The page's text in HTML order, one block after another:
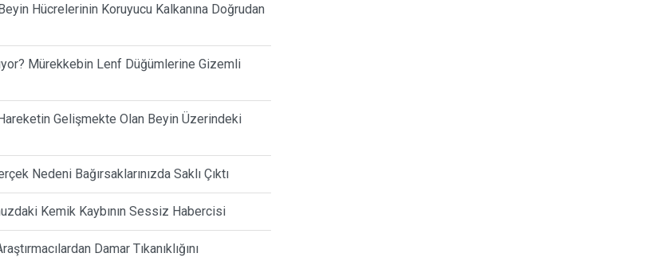
Hücrelerinin Koruyucu Kalkanına Doğrudan
Mürekkebin Lenf Düğümlerine Gizemli
Gelişmekte Olan Beyin Üzerindeki
Nedeni Bağırsaklarınızda Saklı Çıktı
Kemik Kaybının Sessiz Habercisi
Damar Tıkanıklığını